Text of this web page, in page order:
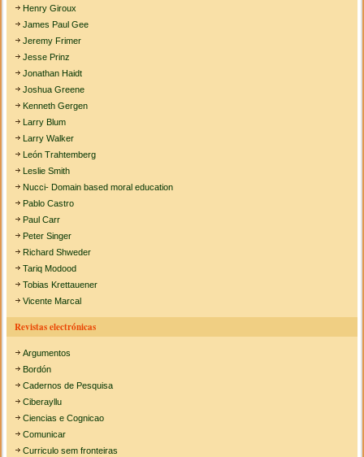
Henry Giroux
James Paul Gee
Jeremy Frimer
Jesse Prinz
Jonathan Haidt
Joshua Greene
Kenneth Gergen
Larry Blum
Larry Walker
León Trahtemberg
Leslie Smith
Nucci- Domain based moral education
Pablo Castro
Paul Carr
Peter Singer
Richard Shweder
Tariq Modood
Tobias Krettauener
Vicente Marcal
Revistas electrónicas
Argumentos
Bordón
Cadernos de Pesquisa
Ciberayllu
Ciencias e Cognicao
Comunicar
Curriculo sem fronteiras